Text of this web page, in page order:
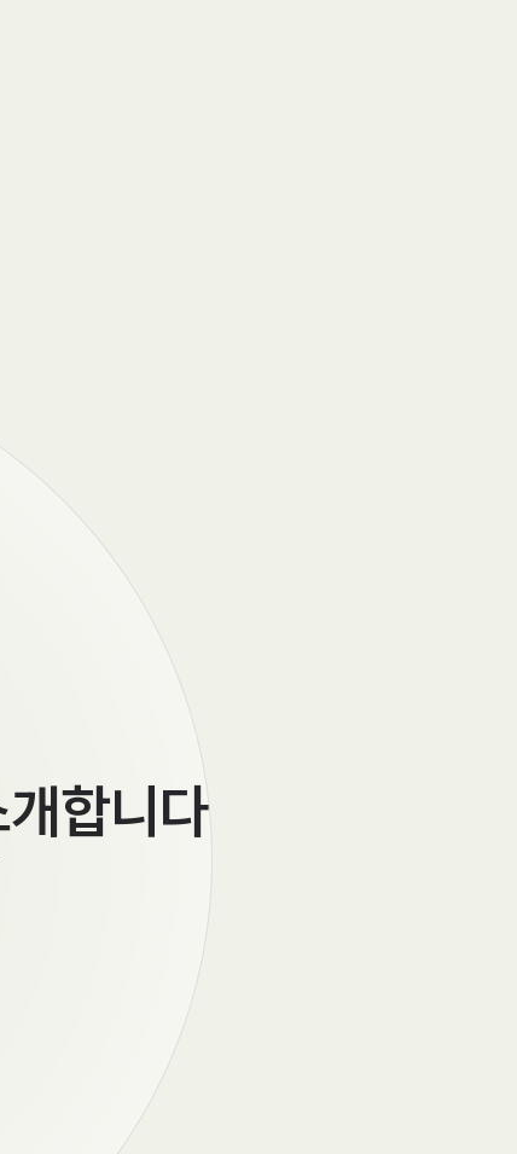
합니다